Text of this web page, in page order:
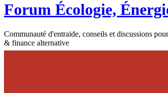
Forum Écologie,
Communauté d'entraide, conseils et discussions
& finance alternative